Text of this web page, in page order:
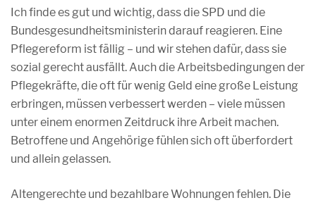
Ich finde es gut und wichtig, dass die SPD und die
Bundesgesundheitsministerin darauf reagieren. Eine
Pflegereform ist fällig – und wir stehen dafür, dass sie
sozial gerecht ausfällt. Auch die Arbeitsbedingungen der
Pflegekräfte, die oft für wenig Geld eine große Leistung
erbringen, müssen verbessert werden – viele müssen
unter einem enormen Zeitdruck ihre Arbeit machen.
Betroffene und Angehörige fühlen sich oft überfordert
und allein gelassen.
Altengerechte und bezahlbare Wohnungen fehlen. Die